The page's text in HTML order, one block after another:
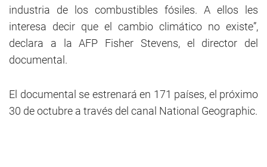
industria de los combustibles fósiles. A ellos les
interesa decir que el cambio climático no existe”,
declara a la AFP Fisher Stevens, el director del
documental.
El documental se estrenará en 171 países, el próximo
30 de octubre a través del canal National Geographic.